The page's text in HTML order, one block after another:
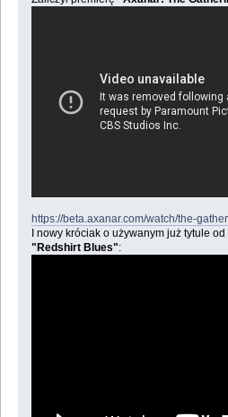
https://beta.axanar.com/watch/the-
I nowy króciak o używanym już tytule
"Redshirt Blues":